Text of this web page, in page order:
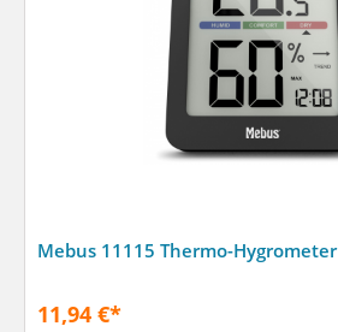
Mebus 11115 Thermo-Hygrometer
11,94 €*